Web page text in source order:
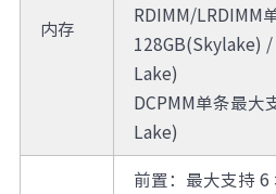
内存
RDIMM/LRDIMM
128GB(Skylake) /
Lake)
DCPMM单条最大
Lake)
前置：最大支持